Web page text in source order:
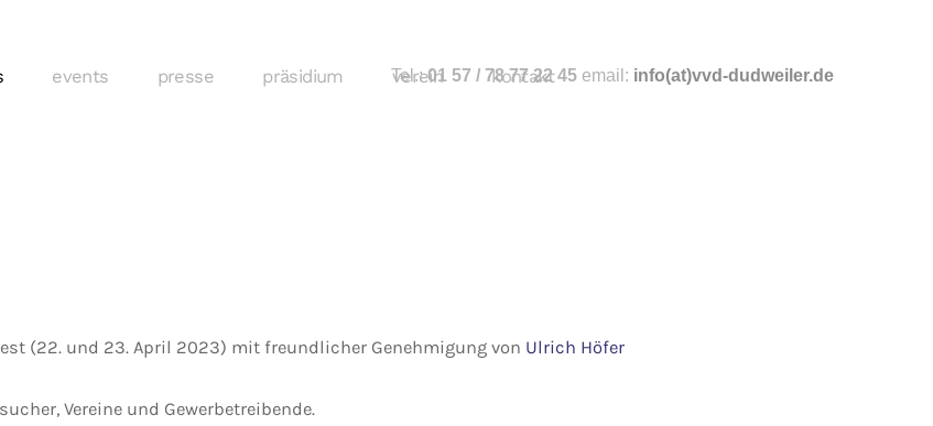
events presse präsidium verein kontakt
Tel.:01 57 / 78 77 22 45 email: info(at)vvd-dudweiler.de
(22. und 23. April 2023) mit freundlicher Genehmigung von Ulrich Höfer
Vereine und Gewerbetreibende.